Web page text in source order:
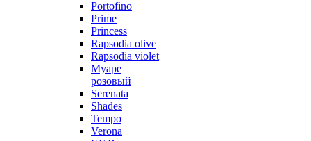
Portofino
Prime
Princess
Rapsodia olive
Rapsodia violet
Муаре
розовый
Serenata
Shades
Tempo
Verona